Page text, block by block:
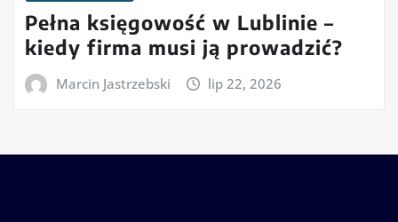
Pełna księgowość w Lublinie –
kiedy firma musi ją prowadzić?
Marcin Jastrzebski lip 22, 2026